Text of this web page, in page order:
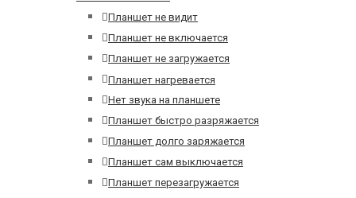
Планшет не видит
Планшет не включается
Планшет не загружается
Планшет нагревается
Нет звука на планшете
Планшет быстро разряжается
Планшет долго заряжается
Планшет сам выключается
Планшет перезагружается